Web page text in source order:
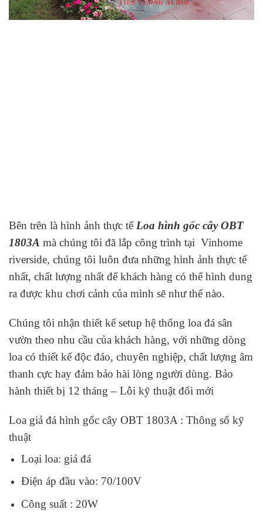
Bên trên là hình ảnh thực tếLoa hình gốc cây OBT
1803A mà chúng tôi đã lắp công trình tại Vinhome
riverside, chúng tôi luôn đưa những hình ảnh thực tế
nhất, chất lượng nhất để khách hàng có thể hình dung
ra được khu chơi cảnh của mình sẽ như thế nào.
Chúng tôi nhận thiết kế setup hệ thống loa đá sân
vườn theo nhu cầu của khách hàng, với những dòng
loa có thiết kế độc đáo, chuyên nghiệp, chất lượng âm
thanh cực hay đảm bảo hài lòng người dùng. Bảo
hành thiết bị 12 tháng – Lỗi kỹ thuật đổi mới
Loa giả đá hình gốc cây OBT 1803A : Thông số kỹ
thuật
Loại loa: giả đá
Điện áp đầu vào: 70/100V
Công suất : 20W